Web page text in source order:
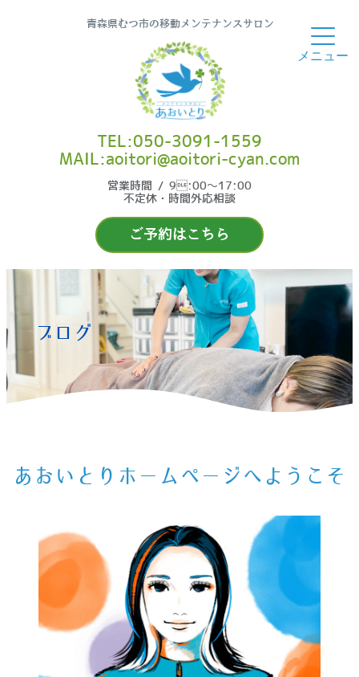
青森県むつ市の移動メンテナンスサロン
ご予約はこちら
TEL:050-3091-1559
MAIL:aoitori@aoitori-cyan.com
営業時間 / 9:00〜17:00
不定休・時間外応相談
ブログ
あおいとりホームページへようこそ